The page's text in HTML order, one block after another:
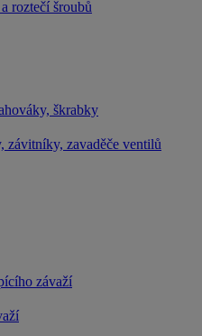
roztečí šroubů
škrabky
závitníky, zavaděče ventilů
závaží